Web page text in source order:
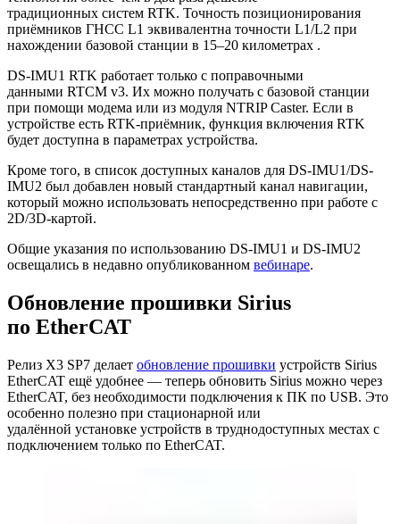
традиционных систем RTK. Точность позиционирования
приёмников ГНСС L1 эквивалентна точности L1/L2 при
нахождении базовой станции в 15–20 километрах .
DS-IMU1 RTK работает только с поправочными
данными RTCM v3. Их можно получать с базовой станции
при помощи модема или из модуля NTRIP Caster. Если в
устройстве есть RTK-приёмник, функция включения RTK
будет доступна в параметрах устройства.
Кроме того, в список доступных каналов для DS-IMU1/DS-
IMU2 был добавлен новый стандартный канал навигации,
который можно использовать непосредственно при работе с
2D/3D-картой.
Общие указания по использованию DS-IMU1 и DS-IMU2
освещались в недавно опубликованном вебинаре.
Обновление прошивки Sirius
по EtherCAT
Релиз X3 SP7 делает обновление прошивки устройств Sirius
EtherCAT ещё удобнее — теперь обновить Sirius можно через
EtherCAT, без необходимости подключения к ПК по USB. Это
особенно полезно при стационарной или
удалённой установке устройств в труднодоступных местах с
подключением только по EtherCAT.